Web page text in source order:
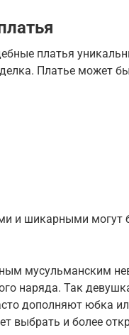
платья
Платье может
и шикарными могут
мусульманским
наряда. Так
дополняют юбка
выбрать и более